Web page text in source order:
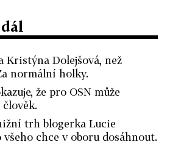
Kristýna Dolejšová, než
normální holky.
že pro OSN může
trh blogerka Lucie
chce v oboru dosáhnout.